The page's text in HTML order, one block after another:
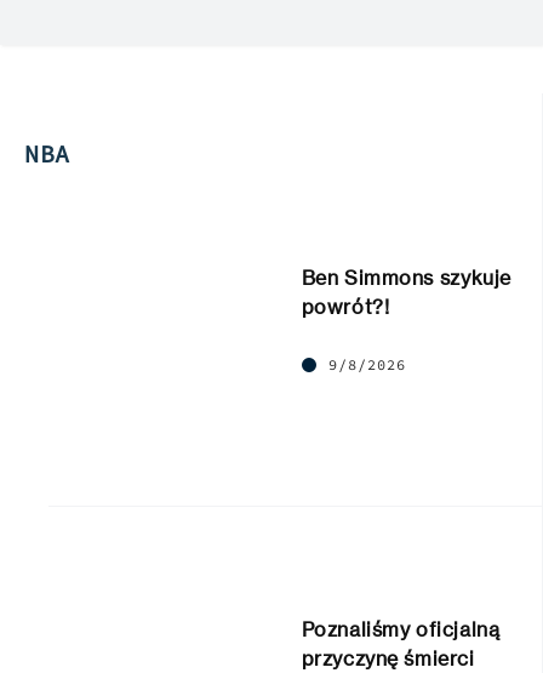
NBA
Ben Simmons szykuje
powrót?!
9/8/2026
Poznaliśmy oficjalną
przyczynę śmierci